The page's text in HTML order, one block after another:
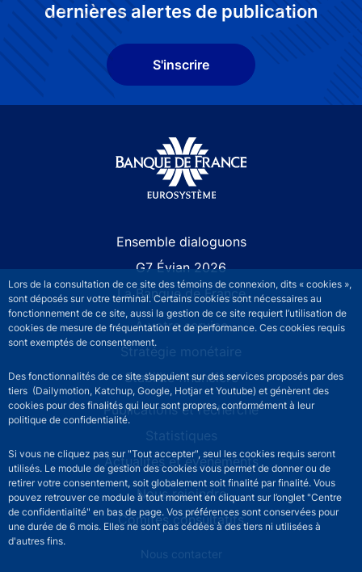
Lors de la consultation de ce site des témoins de connexion, dits « cookies »,
sont déposés sur votre terminal. Certains cookies sont nécessaires au
fonctionnement de ce site, aussi la gestion de ce site requiert l’utilisation de
cookies de mesure de fréquentation et de performance. Ces cookies requis
sont exemptés de consentement.
Des fonctionnalités de ce site s’appuient sur des services proposés par des
tiers (Dailymotion, Katchup, Google, Hotjar et Youtube) et génèrent des
cookies pour des finalités qui leur sont propres, conformément à leur
politique de confidentialité.
Si vous ne cliquez pas sur "Tout accepter", seul les cookies requis seront
utilisés. Le module de gestion des cookies vous permet de donner ou de
retirer votre consentement, soit globalement soit finalité par finalité. Vous
pouvez retrouver ce module à tout moment en cliquant sur l’onglet "Centre
de confidentialité" en bas de page. Vos préférences sont conservées pour
une durée de 6 mois. Elles ne sont pas cédées à des tiers ni utilisées à
d'autres fins.
dernières alertes de publication
S'inscrire
Ensemble dialoguons
G7 Évian 2026
La Banque de France
À votre service
Stratégie monétaire
Stabilité financière
Publications et recherche
Statistiques
Actualités et événements
Nous rejoindre
Comités consultatifs
Footer secondary menuNous contacter